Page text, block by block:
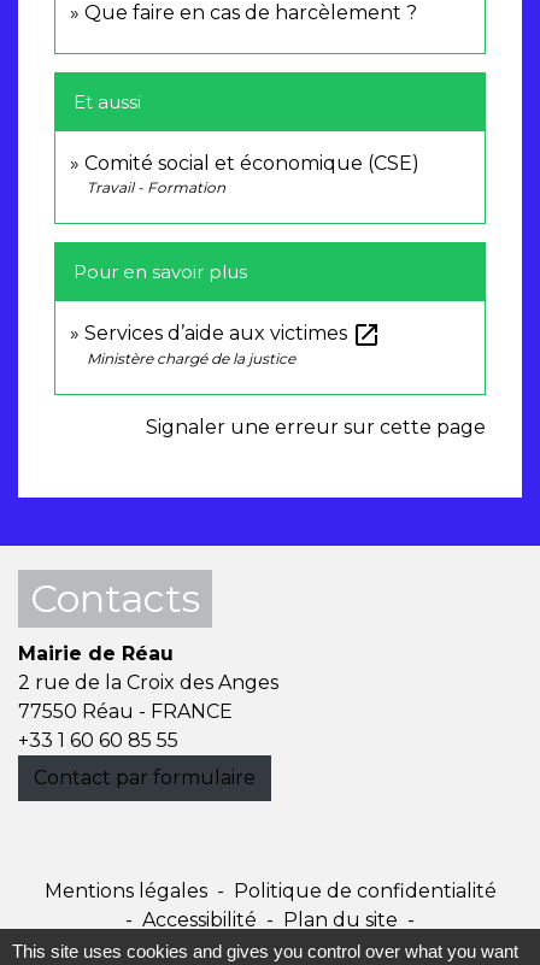
Que faire en cas de harcèlement ?
Et aussi
Comité social et économique (CSE)
Travail - Formation
Pour en savoir plus
Services d’aide aux victimes open_in_new
Ministère chargé de la justice
Signaler une erreur sur cette page
Contacts
Mairie de Réau
2 rue de la Croix des Anges
77550 Réau - FRANCE
+33 1 60 60 85 55
Contact par formulaire
Mentions légales - Politique de confidentialité
- Accessibilité - Plan du site -
Gestion des cookies
This site uses cookies and gives you control over what you want